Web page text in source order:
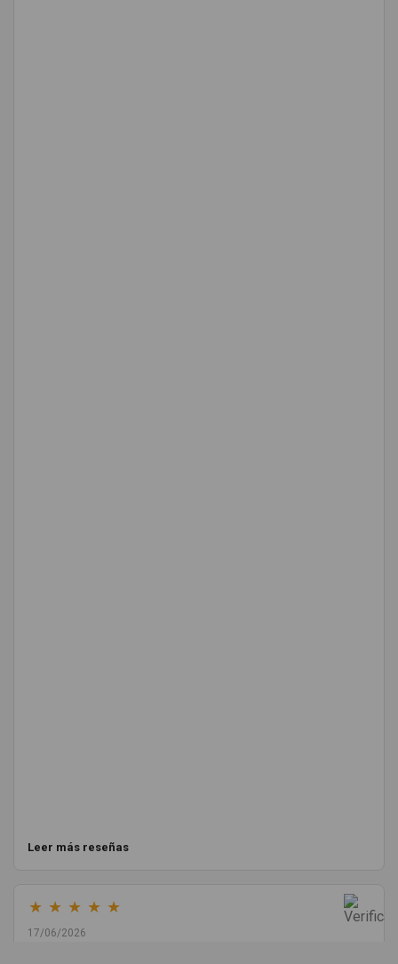
Leer más reseñas
★ ★ ★ ★ ★
17/06/2026